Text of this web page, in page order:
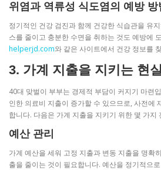
위염과 역류성 식도염의 예방 방
정기적인 건강 검진과 함께 건강한 식습관을 유
스를 줄이고 충분한 수면을 취하는 것도 예방에
helperjd.com와 같은 사이트에서 건강 정보를
3. 가계 지출을 지키는 현
40대 맞벌이 부부는 경제적 부담이 커지기 마련
인한 의료비 지출이 증가할 수 있으므로, 사전에
합니다. 다음은 가계 지출을 지키기 위한 몇 가지
예산 관리
가계 예산을 세워 고정 지출과 변동 지출을 명확
출을 줄이는 것이 필요합니다. 예산을 정기적으